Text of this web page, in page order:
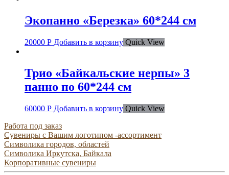
Экопанно «Березка» 60*244 см
20000 Р Добавить в корзину Quick View
Трио «Байкальские нерпы» 3
панно по 60*244 см
60000 Р Добавить в корзину Quick View
Работа под заказ
Сувениры с Вашим логотипом -ассортимент
Символика городов, областей
Символика Иркутска, Байкала
Корпоративные сувениры